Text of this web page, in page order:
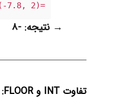
=FLOOR(-7.8, 2)
→ نتیجه: -8
تفاوت INT و FLOOR: